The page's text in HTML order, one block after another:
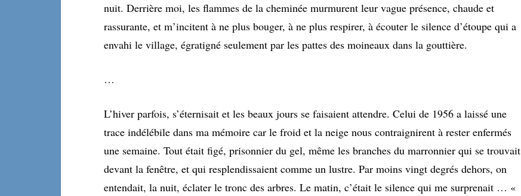
nuit. Derrière moi, les flammes de la cheminée murmurent leur vague présence, chaude et
rassurante, et m’incitent à ne plus bouger, à ne plus respirer, à écouter le silence d’étoupe qui a
envahi le village, égratigné seulement par les pattes des moineaux dans la gouttière.
…
L’hiver parfois, s’éternisait et les beaux jours se faisaient attendre. Celui de 1956 a laissé une
trace indélébile dans ma mémoire car le froid et la neige nous contraignirent à rester enfermés
une semaine. Tout était figé, prisonnier du gel, même les branches du marronnier qui se trouvait
devant la fenêtre, et qui resplendissaient comme un lustre. Par moins vingt degrés dehors, on
entendait, la nuit, éclater le tronc des arbres. Le matin, c’était le silence qui me surprenait … «